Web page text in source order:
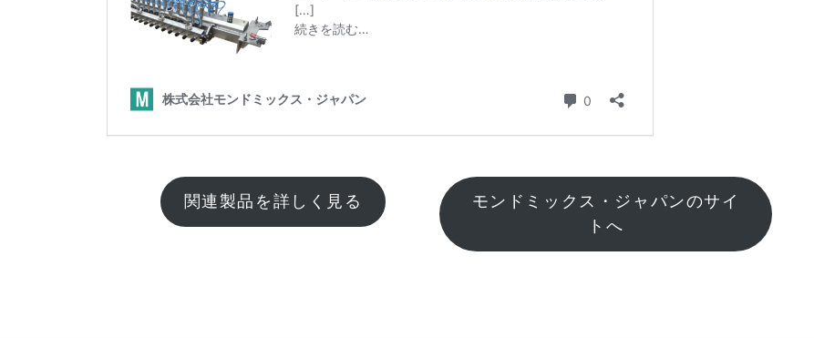
関連製品を詳しく見る
モンドミックス・ジャパンのサイ
トへ